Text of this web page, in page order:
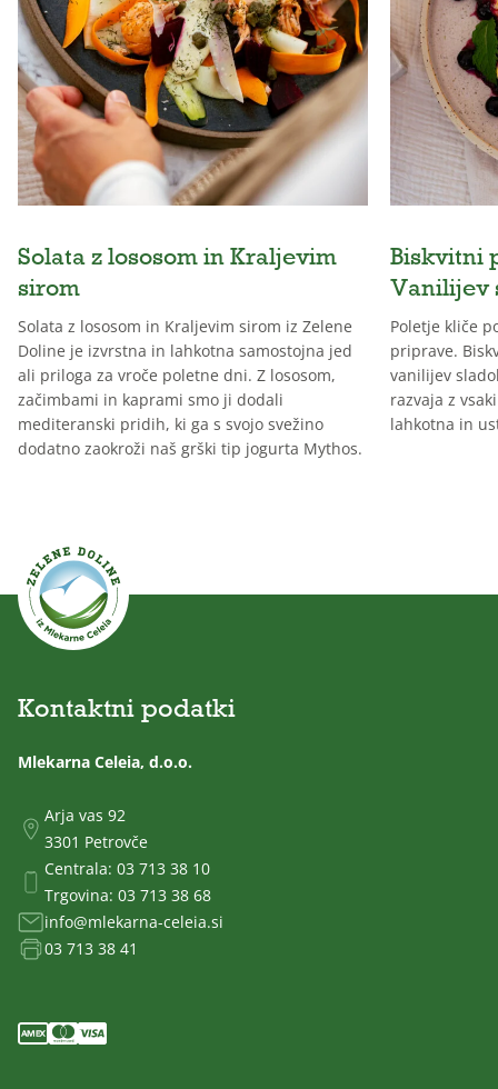
Solata z lososom in Kraljevim
sirom
Solata z lososom in Kraljevim sirom iz Zelene
Doline je izvrstna in lahkotna samostojna jed
ali priloga za vroče poletne dni. Z lososom,
začimbami in kaprami smo ji dodali
mediteranski pridih, ki ga s svojo svežino
dodatno zaokroži naš grški tip jogurta Mythos.
Biskvitni
Vanilijev
Poletje kliče
priprave.
vanilijev
razvaja z
lahkotna in
Kontaktni podatki
Mlekarna Celeia, d.o.o.
Arja vas 92
3301 Petrovče
Centrala: 03 713 38 10
Trgovina: 03 713 38 68
info@mlekarna-celeia.si
03 713 38 41